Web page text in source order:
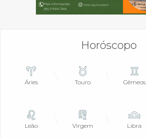
Horóscopo
Áries Touro Gêmeos
Leão Virgem Libra